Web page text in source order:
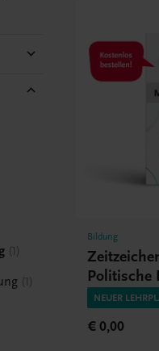
1
1
Bildung
Politische
NEUER
€ 0,00